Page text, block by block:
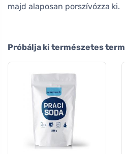
majd alaposan porszívózza ki.
Próbálja ki természetes